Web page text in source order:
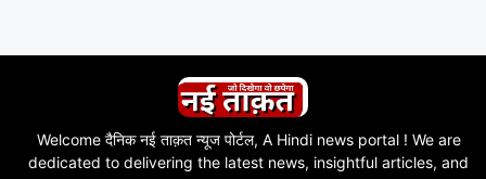
Welcome दैनिक नई ताक़त न्यूज पोर्टल, A Hindi news portal ! We are
dedicated to delivering the latest news, insightful articles, and